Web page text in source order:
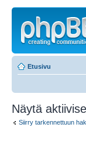
Etusivu
Näytä
Siirry tarkennettuun